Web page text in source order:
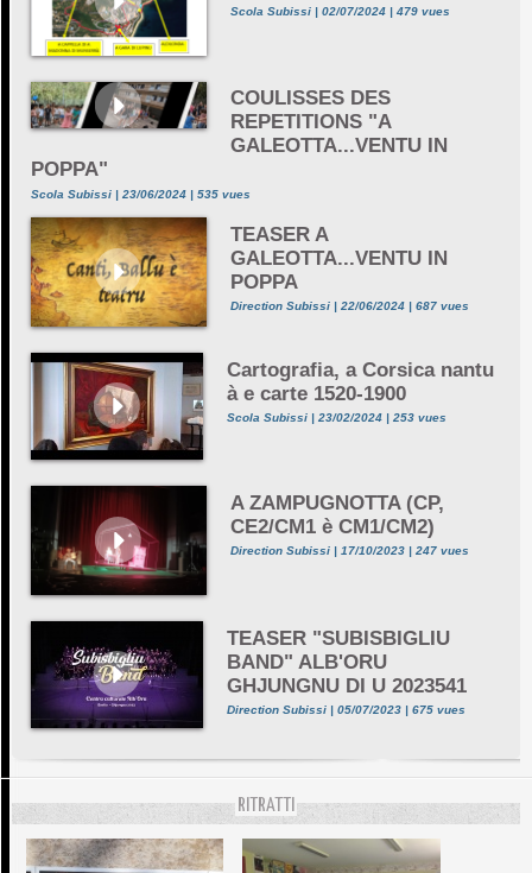
Scola Subissi | 02/07/2024 | 479 vues
COULISSES DES
REPETITIONS "A
GALEOTTA...VENTU IN
POPPA"
Scola Subissi | 23/06/2024 | 535 vues
TEASER A
GALEOTTA...VENTU IN
POPPA
Direction Subissi | 22/06/2024 | 687 vues
Cartografia, a Corsica nantu
à e carte 1520-1900
Scola Subissi | 23/02/2024 | 253 vues
A ZAMPUGNOTTA (CP,
CE2/CM1 è CM1/CM2)
Direction Subissi | 17/10/2023 | 247 vues
TEASER "SUBISBIGLIU
BAND" ALB'ORU
GHJUNGNU DI U 2023541
Direction Subissi | 05/07/2023 | 675 vues
RITRATTI